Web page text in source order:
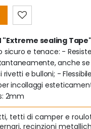
"Extreme sealing
sicuro e tenace: -
anche
rivetti e bulloni; -
incollaggi
2mm
tetti di camper e
recinzioni